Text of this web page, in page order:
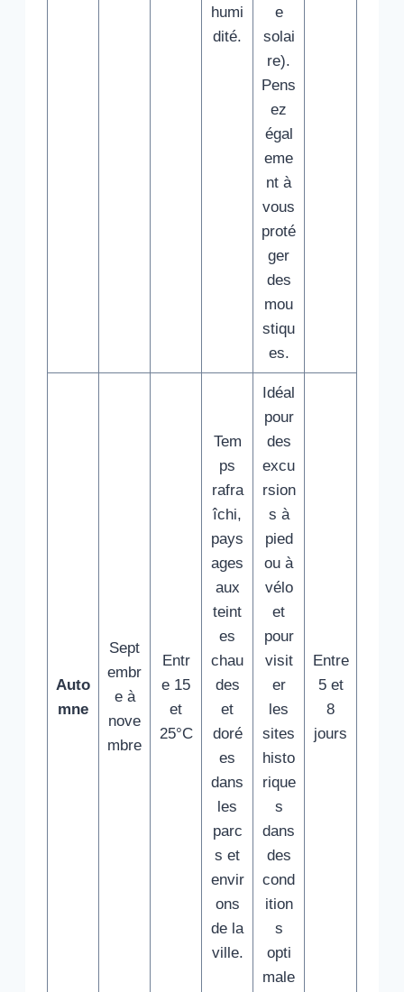
humi
dité.
e
solai
re).
Pens
ez
égal
eme
nt à
vous
proté
ger
des
mou
stiqu
es.
Auto
mne
Sept
embr
e à
nove
mbre
Entr
e 15
et
25°C
Tem
ps
rafra
îchi,
pays
ages
aux
teint
es
chau
des
et
doré
es
dans
les
parc
s et
envir
ons
de la
ville.
Idéal
pour
des
excu
rsion
s à
pied
ou à
vélo
et
pour
visit
er
les
sites
histo
rique
s
dans
des
cond
ition
s
opti
male
Entre
5 et
8
jours